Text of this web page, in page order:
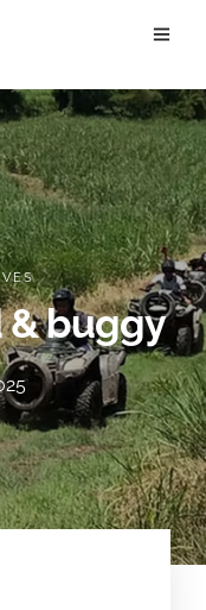
& buggy